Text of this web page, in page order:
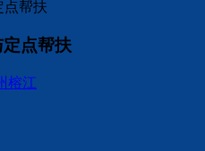
点帮扶
点帮扶
榕江